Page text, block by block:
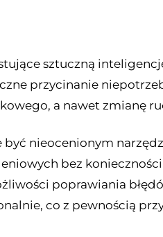
sztuczną
przycinanie
a nawet zmianę
być nieocenionym
bez
poprawiania
co z pewnością